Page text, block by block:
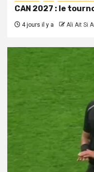
CAN 2027 : le
4 jours il y a Ali Ait Si